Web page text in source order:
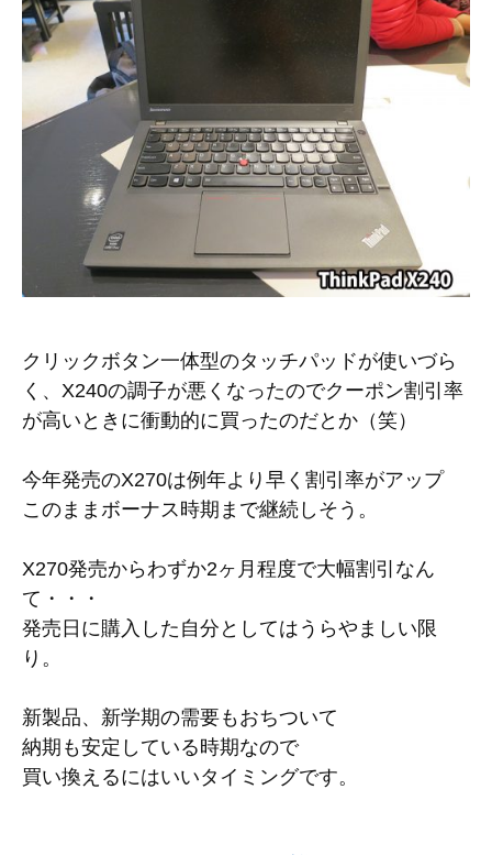
クリックボタン一体型のタッチパッドが使いづら
く、X240の調子が悪くなったのでクーポン割引率
が高いときに衝動的に買ったのだとか（笑）
今年発売のX270は例年より早く割引率がアップ
このままボーナス時期まで継続しそう。
X270発売からわずか2ヶ月程度で大幅割引なん
て・・・
発売日に購入した自分としてはうらやましい限
り。
新製品、新学期の需要もおちついて
納期も安定している時期なので
買い換えるにはいいタイミングです。